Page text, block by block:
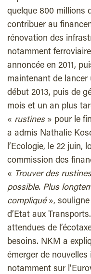
quelque 800 millions
contribuer au
rénovation des
notamment
annoncée en 2011,
maintenant de lancer
début 2013, puis de
mois et un an plus
« rustines» pour le
a admis Nathalie
l’Ecologie, le 22 juin,
commission des
« Trouver des
possible. Plus
compliqué »,
d’Etat aux
attendues de
besoins. NKM a
émerger de
notamment sur